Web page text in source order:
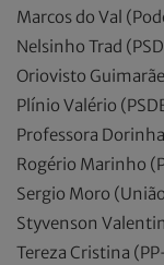
Marcos do Val
Nelsinho Trad
Oriovisto
Plínio Valério
Professora
Rogério Marinho
Sergio Moro
Styvenson
Tereza Cristina